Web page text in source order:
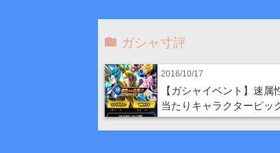
ガシャ寸評
2016/10/17
【ガシャイベント】速属
当たりキャラクターピッ